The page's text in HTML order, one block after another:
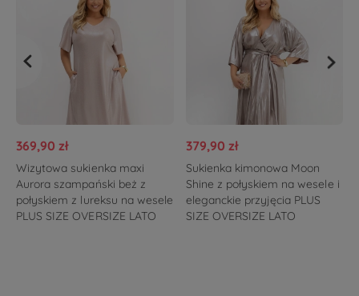
369,90 zł
Wizytowa sukienka maxi
Aurora szampański beż z
połyskiem z lureksu na wesele
PLUS SIZE OVERSIZE LATO
379,90 zł
Sukienka kimonowa Moon
Shine z połyskiem na wesele i
eleganckie przyjęcia PLUS
SIZE OVERSIZE LATO